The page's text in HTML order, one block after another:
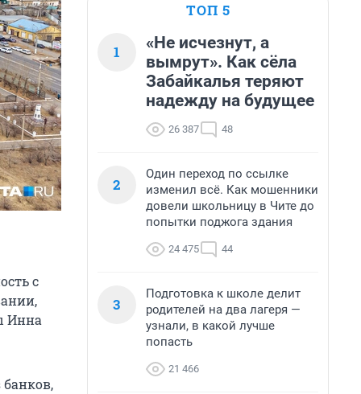
с
Инна
ТОП 5
1
«Не исчезнут, а
вымрут». Как сёла
Забайкалья теряют
надежду на будущее
26 387 48
2
Один переход по ссылке
изменил всё. Как мошенники
довели школьницу в Чите до
попытки поджога здания
24 475 44
3
Подготовка к школе делит
родителей на два лагеря —
узнали, в какой лучше
попасть
21 466